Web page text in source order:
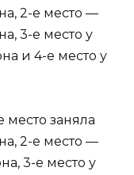
2-е место —
3-е место у
и 4-е место у
место заняла
2-е место —
3-е место у